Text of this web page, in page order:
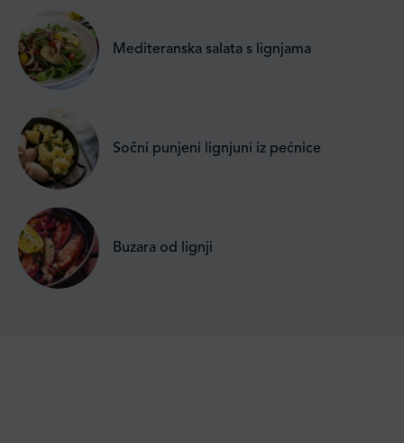
Mediteranska salata s lignjama​
Sočni punjeni lignjuni iz pećnice
Buzara od lignji